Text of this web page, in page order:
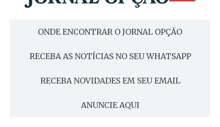
ONDE ENCONTRAR O JORNAL OPÇÃO
RECEBA AS NOTÍCIAS NO SEU WHATSAPP
RECEBA NOVIDADES EM SEU EMAIL
ANUNCIE AQUI